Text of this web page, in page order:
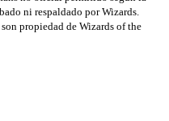
ni respaldado por Wizards.
propiedad de Wizards of the